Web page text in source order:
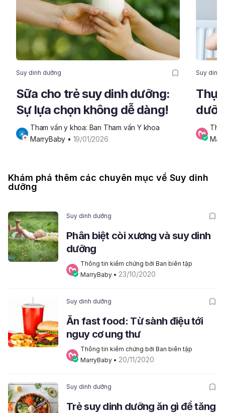
Suy dinh dưỡng
Sữa cho trẻ suy dinh dưỡng:
Sự lựa chọn không dễ dàng!
Tham vấn y khoa: Ban Tham vấn Y khoa
MarryBaby • 19/01/2026
Suy dinh
mẹ
Khám phá thêm các chuyên mục về Suy dinh
dưỡng
Suy dinh dưỡng
Phân biệt còi xương và suy dinh
dưỡng
Thông tin kiểm chứng bởi Ban biên tập
MarryBaby • 23/10/2020
Suy dinh dưỡng
Ăn fast food: Từ sành điệu tới
nguy cơ ung thư
Thông tin kiểm chứng bởi Ban biên tập
MarryBaby • 20/11/2020
Suy dinh dưỡng
Trẻ suy dinh dưỡng ăn gì để tăng